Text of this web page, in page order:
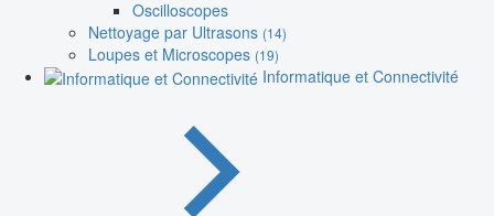
Oscilloscopes
Nettoyage par Ultrasons (14)
Loupes et Microscopes (19)
Informatique et Connectivité